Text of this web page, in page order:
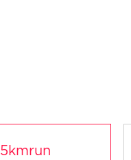
5kmrun